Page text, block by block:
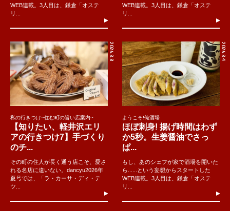
WEB連載。3人目は、鎌倉「オステ
リ...
WEB連載。3人目は、鎌倉「オステ
リ...
2026.8.8
私の行きつけ~住む町の旨い店案内~
【知りたい、軽井沢エリ
アの行きつけ7】手づくり
のチ...
その町の住人が長く通う店こそ、愛さ
れる名店に違いない。dancyu2026年
夏号では、「ラ・カーサ・ディ・テ
ツ...
2026.8.4
ようこそ!俺酒場
ほぼ刺身! 揚げ時間はわず
か5秒。生姜醤油でさっ
ぱ...
もし、あのシェフが家で酒場を開いた
ら......という妄想からスタートした
WEB連載。3人目は、鎌倉「オステ
リ...